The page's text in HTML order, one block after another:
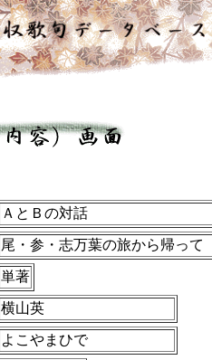
ＡとＢの対話
尾・参・志万葉の旅から帰って
単著
横山英
よこやまひで